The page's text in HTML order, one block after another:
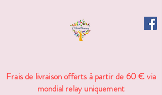
Frais de livraison offerts à partir de 60 € via
mondial relay uniquement